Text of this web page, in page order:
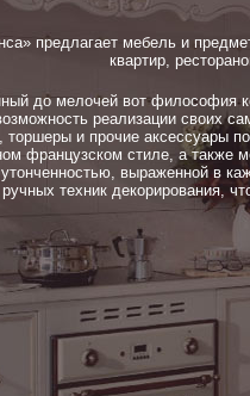
предлагает мебель и
квартир,
мелочей вот философия
реализации своих
и прочие аксессуары
французском стиле, а также
выраженной в
техник декорирования,